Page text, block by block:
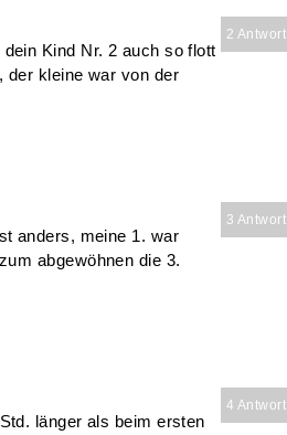
2 Antwort
Kind Nr. 2 auch so flott
der kleine war von der
3 Antwort
anders, meine 1. war
abgewöhnen die 3.
4 Antwort
länger als beim ersten